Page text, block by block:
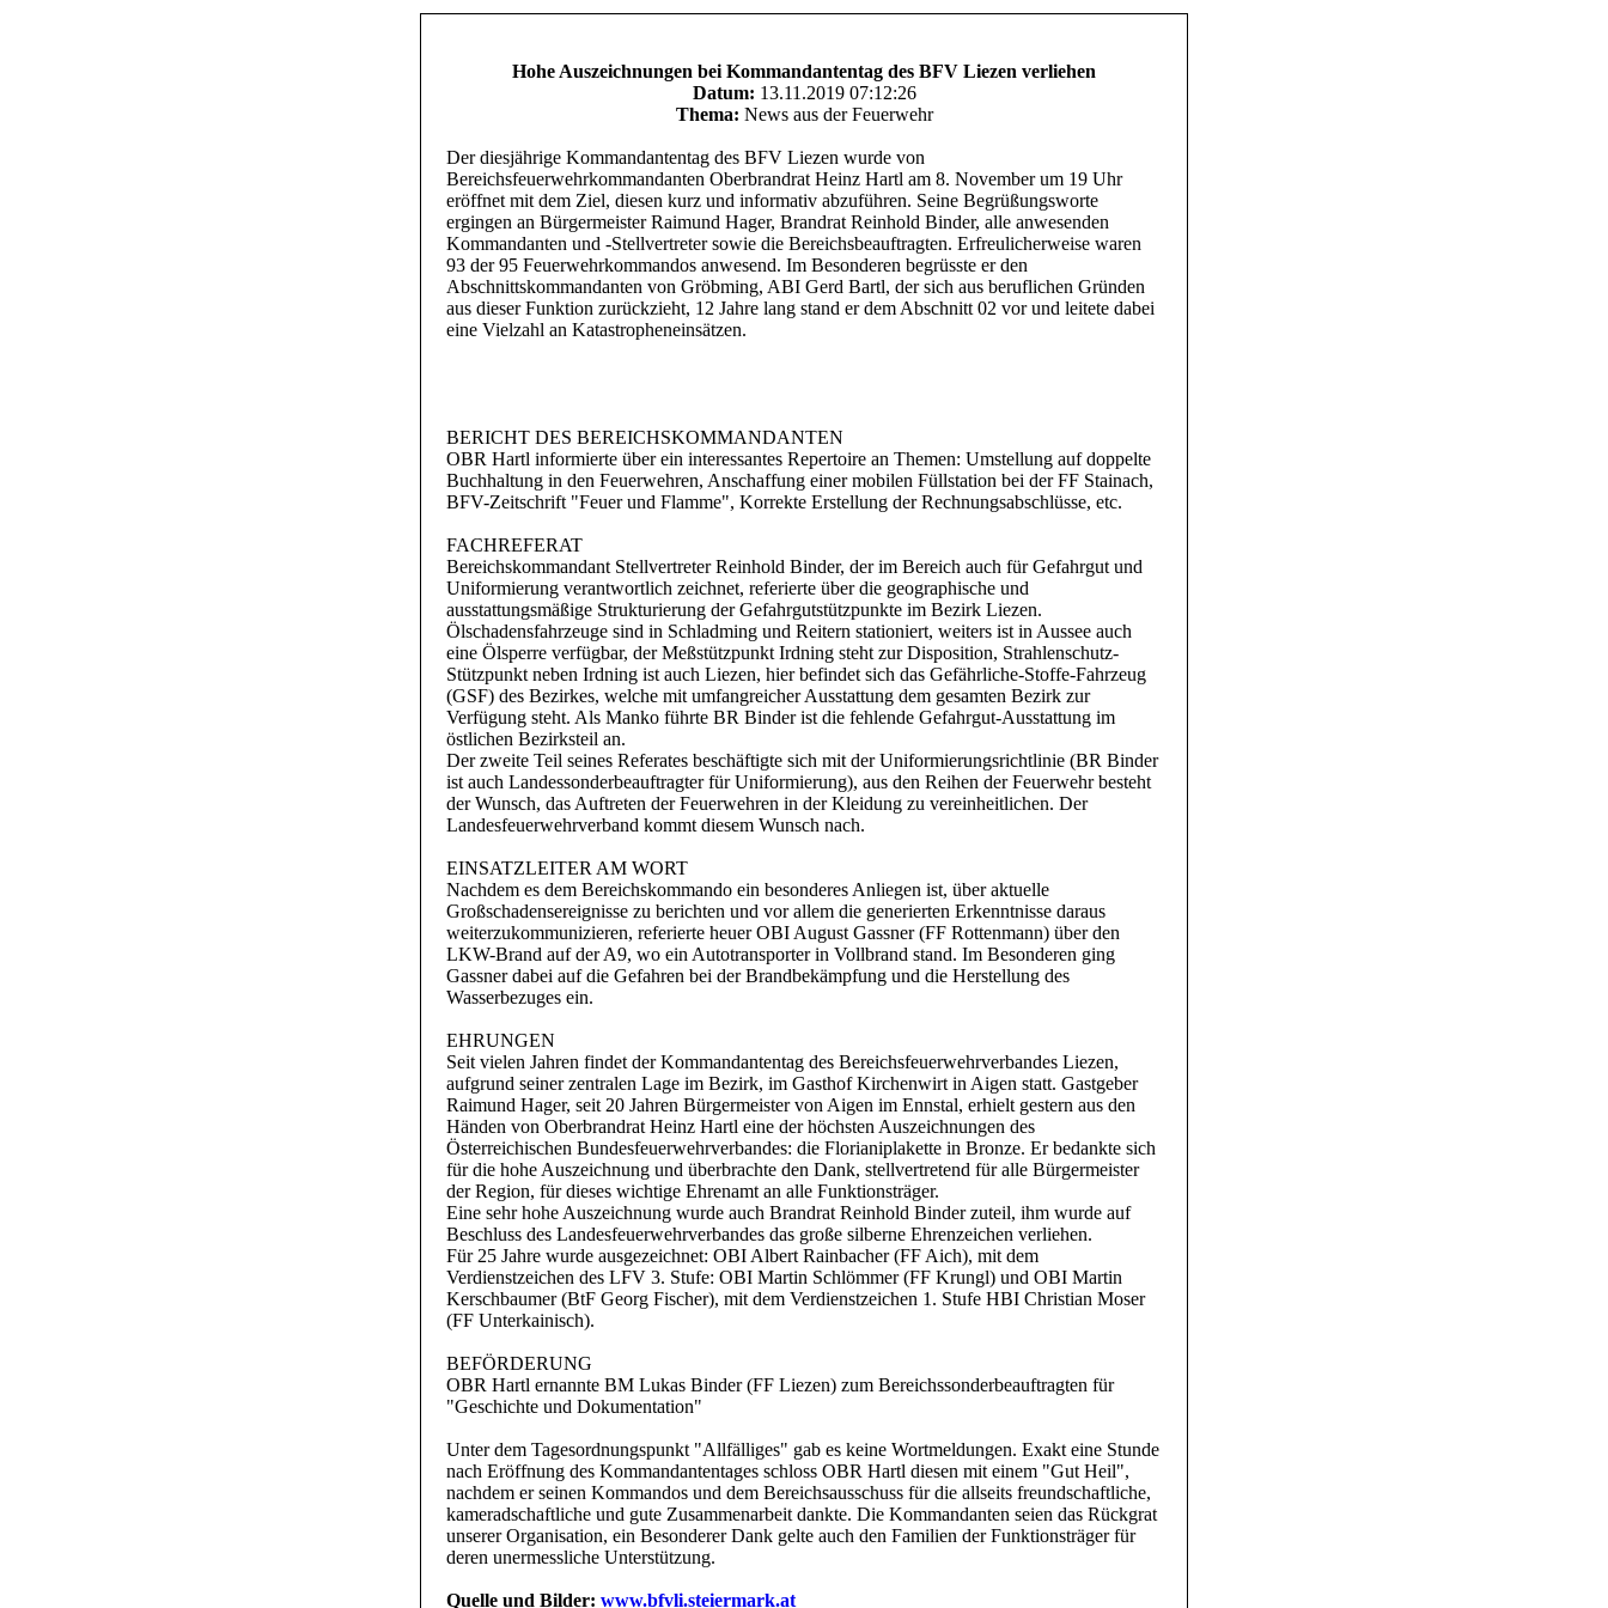
Hohe Auszeichnungen bei Kommandantentag des BFV Liezen verliehen
Datum: 13.11.2019 07:12:26
Thema: News aus der Feuerwehr
Der diesjährige Kommandantentag des BFV Liezen wurde von
Bereichsfeuerwehrkommandanten Oberbrandrat Heinz Hartl am 8. November um 19 Uhr
eröffnet mit dem Ziel, diesen kurz und informativ abzuführen. Seine Begrüßungsworte
ergingen an Bürgermeister Raimund Hager, Brandrat Reinhold Binder, alle anwesenden
Kommandanten und -Stellvertreter sowie die Bereichsbeauftragten. Erfreulicherweise waren
93 der 95 Feuerwehrkommandos anwesend. Im Besonderen begrüsste er den
Abschnittskommandanten von Gröbming, ABI Gerd Bartl, der sich aus beruflichen Gründen
aus dieser Funktion zurückzieht, 12 Jahre lang stand er dem Abschnitt 02 vor und leitete dabei
eine Vielzahl an Katastropheneinsätzen.
BERICHT DES BEREICHSKOMMANDANTEN
OBR Hartl informierte über ein interessantes Repertoire an Themen: Umstellung auf doppelte
Buchhaltung in den Feuerwehren, Anschaffung einer mobilen Füllstation bei der FF Stainach,
BFV-Zeitschrift "Feuer und Flamme", Korrekte Erstellung der Rechnungsabschlüsse, etc.
FACHREFERAT
Bereichskommandant Stellvertreter Reinhold Binder, der im Bereich auch für Gefahrgut und
Uniformierung verantwortlich zeichnet, referierte über die geographische und
ausstattungsmäßige Strukturierung der Gefahrgutstützpunkte im Bezirk Liezen.
Ölschadensfahrzeuge sind in Schladming und Reitern stationiert, weiters ist in Aussee auch
eine Ölsperre verfügbar, der Meßstützpunkt Irdning steht zur Disposition, Strahlenschutz-
Stützpunkt neben Irdning ist auch Liezen, hier befindet sich das Gefährliche-Stoffe-Fahrzeug
(GSF) des Bezirkes, welche mit umfangreicher Ausstattung dem gesamten Bezirk zur
Verfügung steht. Als Manko führte BR Binder ist die fehlende Gefahrgut-Ausstattung im
östlichen Bezirksteil an.
Der zweite Teil seines Referates beschäftigte sich mit der Uniformierungsrichtlinie (BR Binder
ist auch Landessonderbeauftragter für Uniformierung), aus den Reihen der Feuerwehr besteht
der Wunsch, das Auftreten der Feuerwehren in der Kleidung zu vereinheitlichen. Der
Landesfeuerwehrverband kommt diesem Wunsch nach.
EINSATZLEITER AM WORT
Nachdem es dem Bereichskommando ein besonderes Anliegen ist, über aktuelle
Großschadensereignisse zu berichten und vor allem die generierten Erkenntnisse daraus
weiterzukommunizieren, referierte heuer OBI August Gassner (FF Rottenmann) über den
LKW-Brand auf der A9, wo ein Autotransporter in Vollbrand stand. Im Besonderen ging
Gassner dabei auf die Gefahren bei der Brandbekämpfung und die Herstellung des
Wasserbezuges ein.
EHRUNGEN
Seit vielen Jahren findet der Kommandantentag des Bereichsfeuerwehrverbandes Liezen,
aufgrund seiner zentralen Lage im Bezirk, im Gasthof Kirchenwirt in Aigen statt. Gastgeber
Raimund Hager, seit 20 Jahren Bürgermeister von Aigen im Ennstal, erhielt gestern aus den
Händen von Oberbrandrat Heinz Hartl eine der höchsten Auszeichnungen des
Österreichischen Bundesfeuerwehrverbandes: die Florianiplakette in Bronze. Er bedankte sich
für die hohe Auszeichnung und überbrachte den Dank, stellvertretend für alle Bürgermeister
der Region, für dieses wichtige Ehrenamt an alle Funktionsträger.
Eine sehr hohe Auszeichnung wurde auch Brandrat Reinhold Binder zuteil, ihm wurde auf
Beschluss des Landesfeuerwehrverbandes das große silberne Ehrenzeichen verliehen.
Für 25 Jahre wurde ausgezeichnet: OBI Albert Rainbacher (FF Aich), mit dem
Verdienstzeichen des LFV 3. Stufe: OBI Martin Schlömmer (FF Krungl) und OBI Martin
Kerschbaumer (BtF Georg Fischer), mit dem Verdienstzeichen 1. Stufe HBI Christian Moser
(FF Unterkainisch).
BEFÖRDERUNG
OBR Hartl ernannte BM Lukas Binder (FF Liezen) zum Bereichssonderbeauftragten für
"Geschichte und Dokumentation"
Unter dem Tagesordnungspunkt "Allfälliges" gab es keine Wortmeldungen. Exakt eine Stunde
nach Eröffnung des Kommandantentages schloss OBR Hartl diesen mit einem "Gut Heil",
nachdem er seinen Kommandos und dem Bereichsausschuss für die allseits freundschaftliche,
kameradschaftliche und gute Zusammenarbeit dankte. Die Kommandanten seien das Rückgrat
unserer Organisation, ein Besonderer Dank gelte auch den Familien der Funktionsträger für
deren unermessliche Unterstützung.
Quelle und Bilder: www.bfvli.steiermark.at